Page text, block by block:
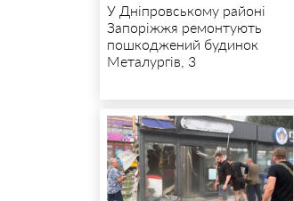
У Дніпровському районі
Запоріжжя ремонтують
пошкоджений будинок
Металургів, 3